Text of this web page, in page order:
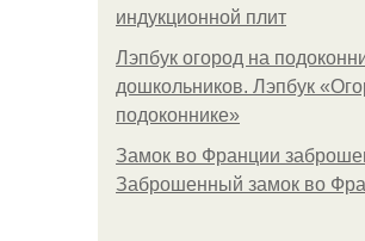
индукционной плит
Лэпбук огород на
дошкольников. Лэпбук
подоконнике»
Замок во Франции
Заброшенный замок во